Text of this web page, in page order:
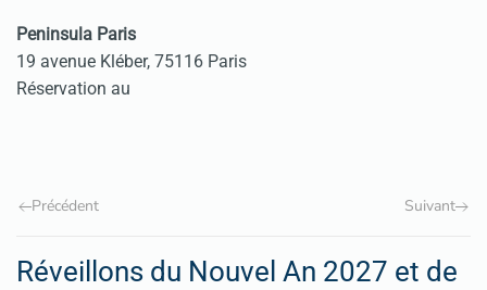
Peninsula Paris
19 avenue Kléber, 75116 Paris
Réservation au
Précédent Suivant
Réveillons du Nouvel An 2027 et de